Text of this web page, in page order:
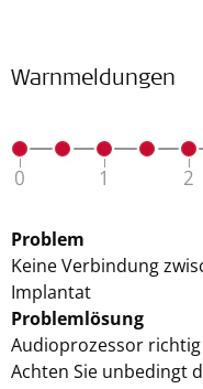
Warnmeldungen
Problem
Keine Verbindung
Implantat
Problemlösung
Audioprozessor
Achten Sie unbedingt